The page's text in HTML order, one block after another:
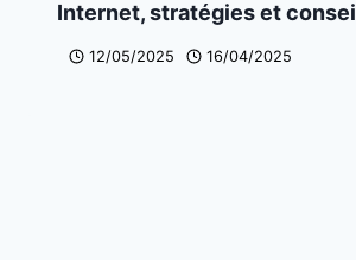
Internet, stratégies et
12/05/2025 16/04/2025